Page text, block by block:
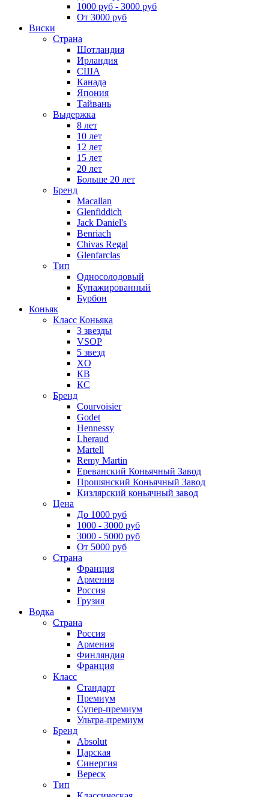
1000 руб - 3000 руб
От 3000 руб
Виски
Страна
Шотландия
Ирландия
США
Канада
Япония
Тайвань
Выдержка
8 лет
10 лет
12 лет
15 лет
20 лет
Больше 20 лет
Бренд
Macallan
Glenfiddich
Jack Daniel's
Benriach
Chivas Regal
Glenfarclas
Тип
Односолодовый
Купажированный
Бурбон
Коньяк
Класс Коньяка
3 звезды
VSOP
5 звезд
XO
КВ
КС
Бренд
Courvoisier
Godet
Hennessy
Lheraud
Martell
Remy Martin
Ереванский Коньячный Завод
Прошянский Коньячный Завод
Кизлярский коньячный завод
Цена
До 1000 руб
1000 - 3000 руб
3000 - 5000 руб
От 5000 руб
Страна
Франция
Армения
Россия
Грузия
Водка
Страна
Россия
Армения
Финляндия
Франция
Класс
Стандарт
Премиум
Супер-премиум
Ультра-премиум
Бренд
Absolut
Царская
Синергия
Вереск
Тип